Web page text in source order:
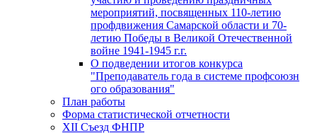
мероприятий, посвященных 110-летию
профдвижения Самарской области и 70-
летию Победы в Великой Отечественной
войне 1941-1945 г.г.
О подведении итогов конкурса
"Преподаватель года в системе профсоюзн
ого образования"
План работы
Форма статистической отчетности
XII Съезд ФНПР